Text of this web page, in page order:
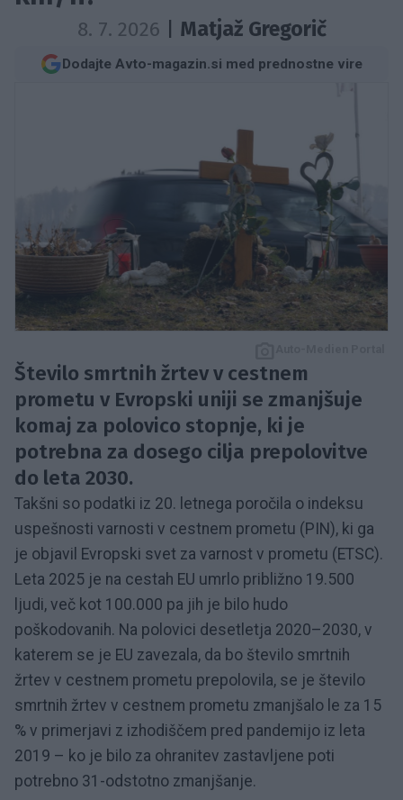
8. 7. 2026 Matjaž Gregorič
Dodajte Avto-magazin.si med prednostne vire
Število smrtnih žrtev v cestnem
prometu v Evropski uniji se zmanjšuje
komaj za polovico stopnje, ki je
potrebna za dosego cilja prepolovitve
do leta 2030.
Takšni so podatki iz 20. letnega poročila o indeksu
uspešnosti varnosti v cestnem prometu (PIN), ki ga
je objavil Evropski svet za varnost v prometu (ETSC).
Leta 2025 je na cestah EU umrlo približno 19.500
ljudi, več kot 100.000 pa jih je bilo hudo
poškodovanih. Na polovici desetletja 2020–2030, v
katerem se je EU zavezala, da bo število smrtnih
žrtev v cestnem prometu prepolovila, se je število
smrtnih žrtev v cestnem prometu zmanjšalo le za 15
% v primerjavi z izhodiščem pred pandemijo iz leta
2019 – ko je bilo za ohranitev zastavljene poti
potrebno 31-odstotno zmanjšanje.